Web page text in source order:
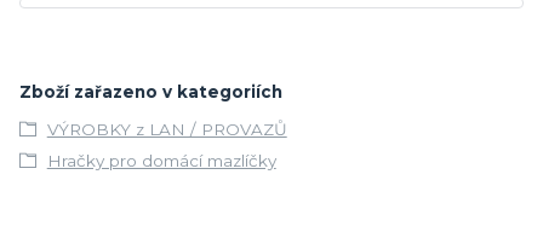
Zboží zařazeno v kategoriích
VÝROBKY z LAN / PROVAZŮ
Hračky pro domácí mazlíčky